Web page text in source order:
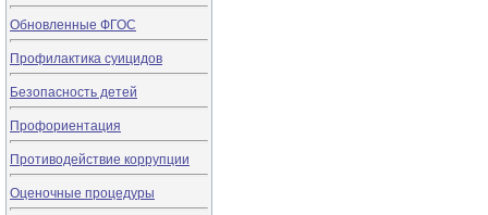
Обновленные ФГОС
Профилактика суицидов
Безопасность детей
Профориентация
Противодействие коррупции
Оценочные процедуры